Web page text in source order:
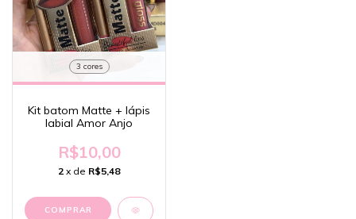
3 cores
Kit batom Matte + lápis
labial Amor Anjo
R$10,00
2 x de R$5,48
COMPRAR